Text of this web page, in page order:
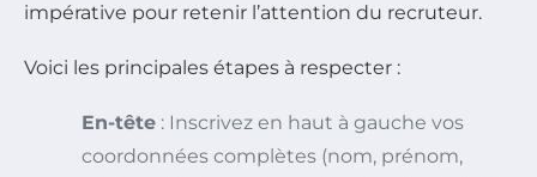
impérative pour retenir l’attention du recruteur.
Voici les principales étapes à respecter :
En-tête : Inscrivez en haut à gauche vos
coordonnées complètes (nom, prénom,